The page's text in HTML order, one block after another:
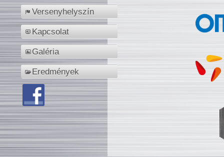
Versenyhelyszín
Kapcsolat
Galéria
Eredmények